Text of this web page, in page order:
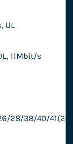
UL
11Mbit/s
28/38/40/